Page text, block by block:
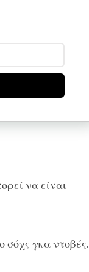
να είναι
σόχς γκα ντοβές.